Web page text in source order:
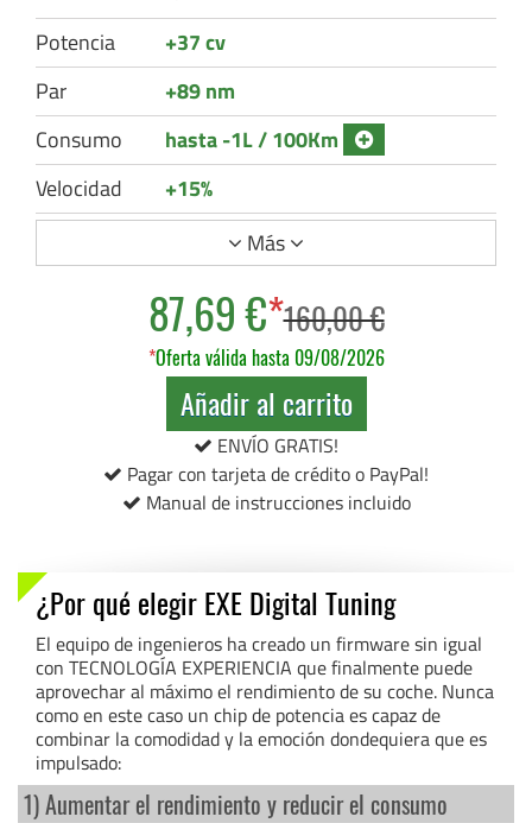
Potencia
+37 cv
Par
+89 nm
Consumo
hasta -1L / 100Km
Velocidad
+15%
Más
87,69 €*160,00 €
*Oferta válida hasta 09/08/2026
Añadir al carrito
ENVÍO GRATIS!
Pagar con tarjeta de crédito o PayPal!
Manual de instrucciones incluido
¿Por qué elegir EXE Digital Tuning
El equipo de ingenieros ha creado un firmware sin igual
con TECNOLOGÍA EXPERIENCIA que finalmente puede
aprovechar al máximo el rendimiento de su coche. Nunca
como en este caso un chip de potencia es capaz de
combinar la comodidad y la emoción dondequiera que es
impulsado:
1) Aumentar el rendimiento y reducir el consumo